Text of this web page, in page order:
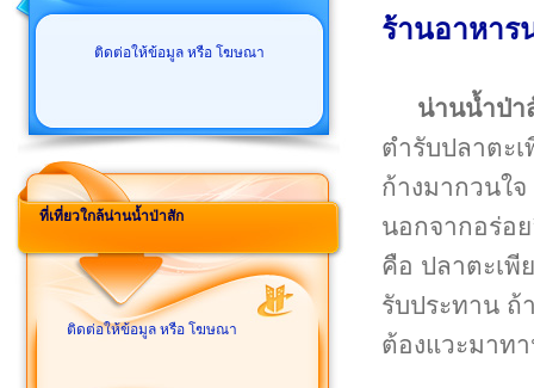
ติดต่อให้ข้อมูล หรือ โฆษณา
ที่เที่ยวใกล้น่านน้ำป่าสัก
ติดต่อให้ข้อมูล หรือ โฆษณา
ร้านอาหาร
น่านน้ำป่า
ตำรับปลาตะ
ก้างมากวนใ
นอกจากอร่อ
คือ ปลาตะเพี
รับประทาน ถ้
ต้องแวะมาท